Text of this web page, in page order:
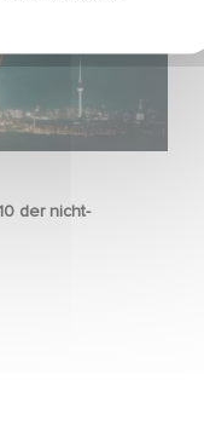
der nicht-